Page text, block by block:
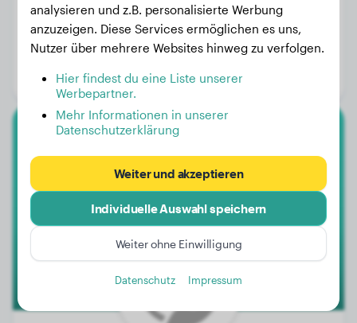
Gewicht:
22 kg
Alter:
2 Jahre, 6 Monate
Geschlecht:
Bruno
analysieren und z.B. personalisierte Werbung
anzuzeigen. Diese Services ermöglichen es uns,
Nutzer über mehrere Websites hinweg zu verfolgen.
Hier findest du eine Liste unserer
Werbepartner.
Mehr Informationen in unserer
Datenschutzerklärung
Weiter und akzeptieren
Individuelle Auswahl speichern
Weiter ohne Einwilligung
Datenschutz Impressum